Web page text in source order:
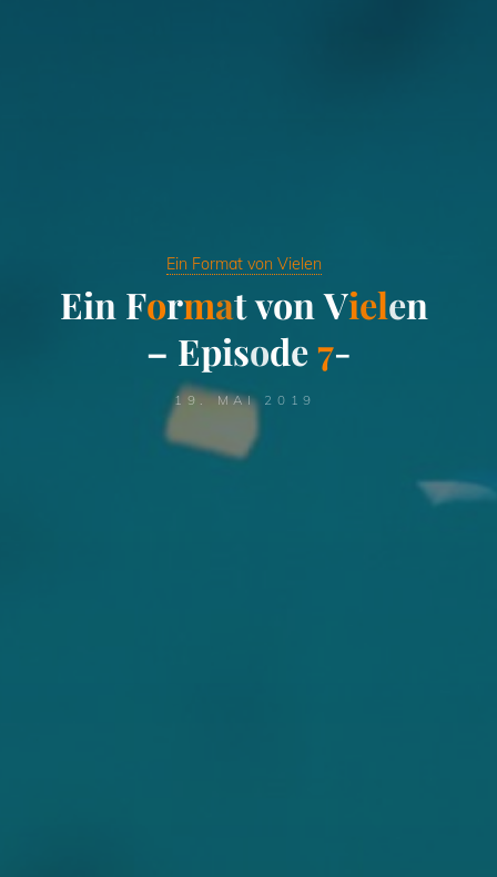
Ein Format von Vielen
Ein Formatvon Vielen
– Episode7-
19. MAI 2019